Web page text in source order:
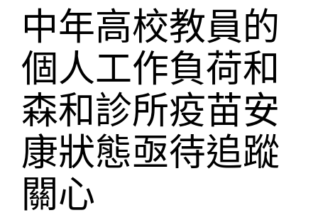
中年高校教員的
個人工作負荷和
森和診所疫苗安
康狀態亟待追蹤
關心